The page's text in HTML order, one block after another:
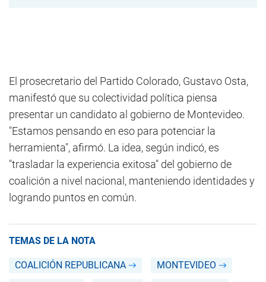
El prosecretario del Partido Colorado, Gustavo Osta,
manifestó que su colectividad política piensa
presentar un candidato al gobierno de Montevideo.
"Estamos pensando en eso para potenciar la
herramienta", afirmó. La idea, según indicó, es
"trasladar la experiencia exitosa" del gobierno de
coalición a nivel nacional, manteniendo identidades y
logrando puntos en común.
TEMAS DE LA NOTA
COALICIÓN REPUBLICANA
MONTEVIDEO